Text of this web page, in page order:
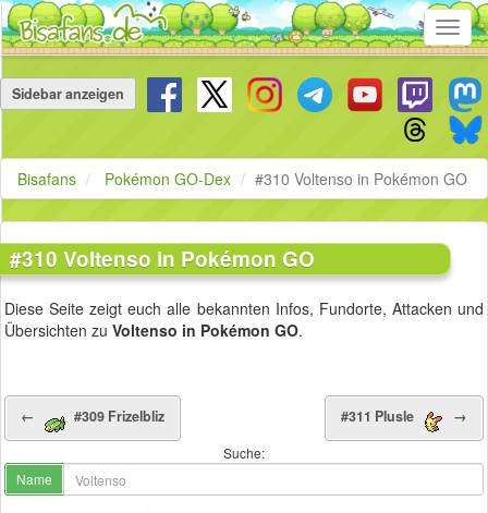
überspringen
Sidebar anzeigen
Bisafans Pokémon GO-Dex #310 Voltenso in Pokémon GO
#310 Voltenso in Pokémon GO
Diese Seite zeigt euch alle bekannten Infos, Fundorte, Attacken und
Übersichten zu Voltenso in Pokémon GO.
← #309 Frizelbliz
Suche:
Name
#311 Plusle →